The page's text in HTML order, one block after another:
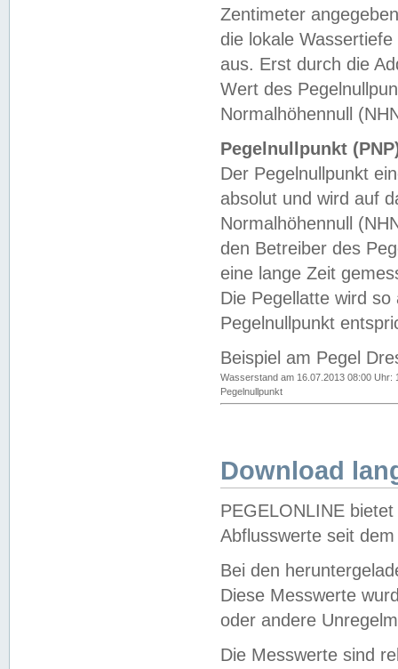
Zentimeter
die lokale
aus. Erst durch die
Wert des
Normalhöhennull
Pegelnullpunkt
Der Pegelnullpunkt
absolut und wird auf
Normalhöhennull
den Betreiber des
eine lange Zeit
Die Pegellatte wird
Pegelnullpunkt
Beispiel am Pegel
Wasserstand am 16.07.2013 08:00 Uhr:
Pegelnullpunkt
Download
PEGELONLINE
Abflusswerte seit
Bei den
Diese Messwerte
oder andere
Die Messwerte sind